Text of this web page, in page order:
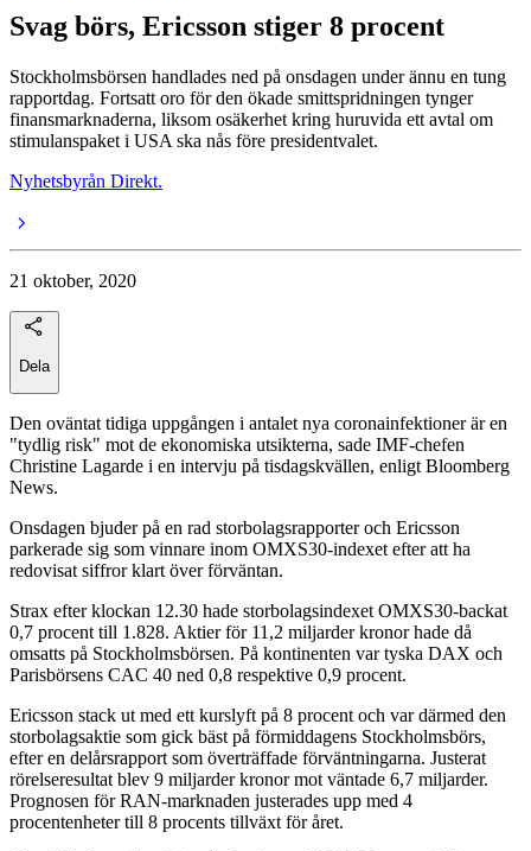
Svag börs, Ericsson stiger 8 procent
Stockholmsbörsen handlades ned på onsdagen under ännu en tung
rapportdag. Fortsatt oro för den ökade smittspridningen tynger
finansmarknaderna, liksom osäkerhet kring huruvida ett avtal om
stimulanspaket i USA ska nås före presidentvalet.
Nyhetsbyrån Direkt.
21 oktober, 2020
Dela
Den oväntat tidiga uppgången i antalet nya coronainfektioner är en
"tydlig risk" mot de ekonomiska utsikterna, sade IMF-chefen
Christine Lagarde i en intervju på tisdagskvällen, enligt Bloomberg
News.
Onsdagen bjuder på en rad storbolagsrapporter och Ericsson
parkerade sig som vinnare inom OMXS30-indexet efter att ha
redovisat siffror klart över förväntan.
Strax efter klockan 12.30 hade storbolagsindexet OMXS30-backat
0,7 procent till 1.828. Aktier för 11,2 miljarder kronor hade då
omsatts på Stockholmsbörsen. På kontinenten var tyska DAX och
Parisbörsens CAC 40 ned 0,8 respektive 0,9 procent.
Ericsson stack ut med ett kurslyft på 8 procent och var därmed den
storbolagsaktie som gick bäst på förmiddagens Stockholmsbörs,
efter en delårsrapport som överträffade förväntningarna. Justerat
rörelseresultat blev 9 miljarder kronor mot väntade 6,7 miljarder.
Prognosen för RAN-marknaden justerades upp med 4
procentenheter till 8 procents tillväxt för året.